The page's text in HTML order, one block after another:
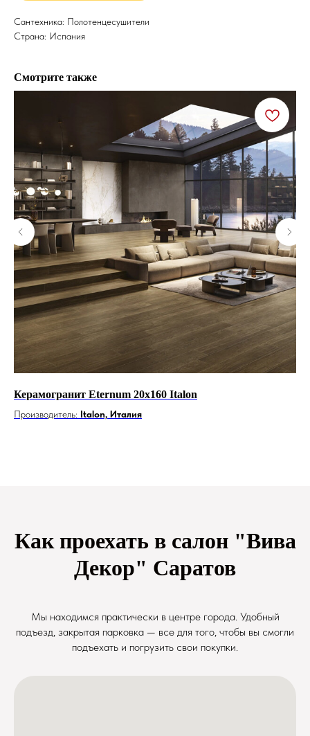
Сантехника: Полотенцесушители
Страна: Испания
Смотрите также
Керамогранит Eternum 20x160 Italon
Производитель: Italon, Италия
Как проехать в салон "Вива
Декор" Саратов
Мы находимся практически в центре города. Удобный
подъезд, закрытая парковка — все для того, чтобы вы смогли
подъехать и погрузить свои покупки.